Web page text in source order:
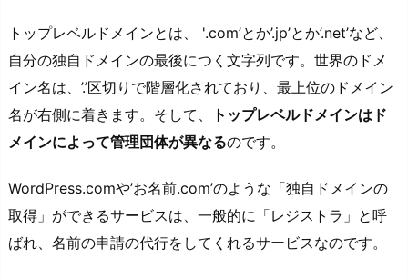
トップレベルドメインとは、 '.com’とか’.jp’とか’.net’など、
自分の独自ドメインの最後につく文字列です。世界のドメ
イン名は、’.’区切りで階層化されており、最上位のドメイン
名が右側に着きます。そして、
トップレベルドメインはド
メインによって管理団体が異なるのです。
WordPress.comや’お名前.com’のような「独自ドメインの
取得」ができるサービスは、一般的に「レジストラ」と呼
ばれ、名前の申請の代行をしてくれるサービスなのです。